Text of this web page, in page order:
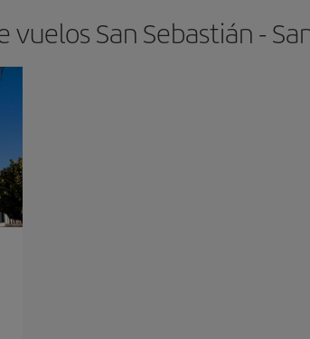
vuelos San Sebastián -